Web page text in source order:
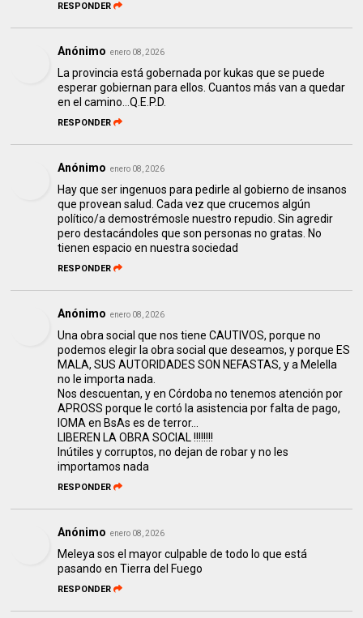
RESPONDER
Anónimo enero 08, 2026
La provincia está gobernada por kukas que se puede
esperar gobiernan para ellos. Cuantos más van a quedar
en el camino...Q.E.P.D.
RESPONDER
Anónimo enero 08, 2026
Hay que ser ingenuos para pedirle al gobierno de insanos
que provean salud. Cada vez que crucemos algún
político/a demostrémosle nuestro repudio. Sin agredir
pero destacándoles que son personas no gratas. No
tienen espacio en nuestra sociedad
RESPONDER
Anónimo enero 08, 2026
Una obra social que nos tiene CAUTIVOS, porque no
podemos elegir la obra social que deseamos, y porque ES
MALA, SUS AUTORIDADES SON NEFASTAS, y a Melella
no le importa nada.
Nos descuentan, y en Córdoba no tenemos atención por
APROSS porque le cortó la asistencia por falta de pago,
IOMA en BsAs es de terror...
LIBEREN LA OBRA SOCIAL !!!!!!!!
Inútiles y corruptos, no dejan de robar y no les
importamos nada
RESPONDER
Anónimo enero 08, 2026
Meleya sos el mayor culpable de todo lo que está
pasando en Tierra del Fuego
RESPONDER